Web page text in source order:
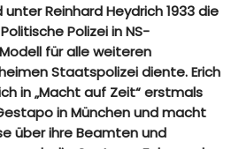
Reinhard Heydrich 1933 die
Polizei in NS-
für alle weiteren
Staatspolizei diente. Erich
in „Macht auf Zeit“ erstmals
in München und macht
über ihre Beamten und